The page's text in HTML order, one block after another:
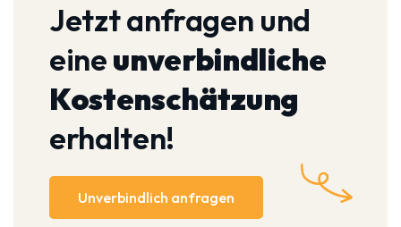
Jetzt anfragen und
eineunverbindliche
Kostenschätzung
erhalten!
Unverbindlich anfragen